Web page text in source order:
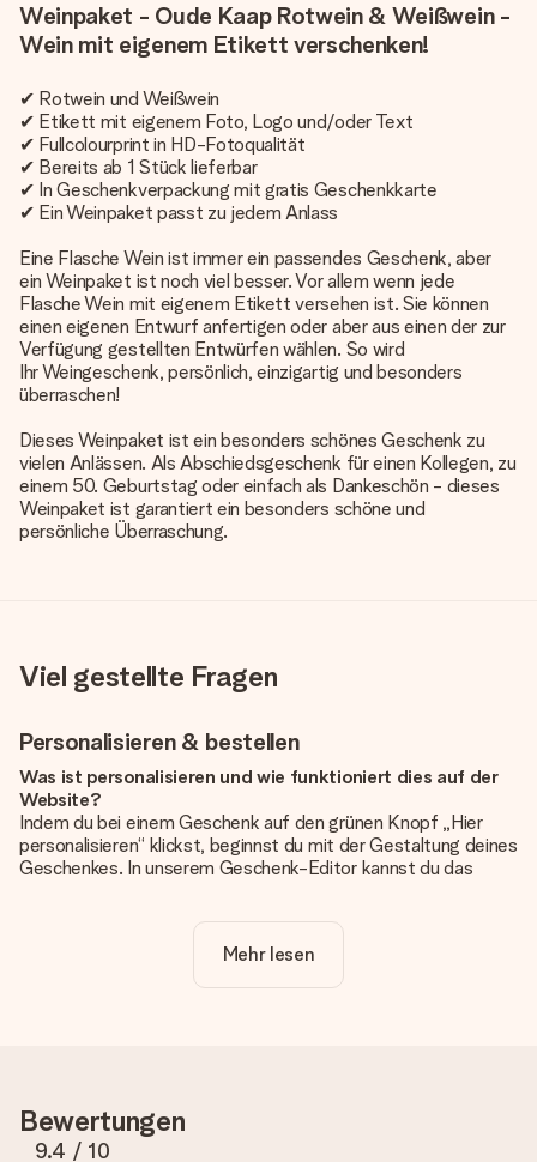
Weinpaket - Oude Kaap Rotwein & Weißwein -
Wein mit eigenem Etikett verschenken!
✔ Rotwein und Weißwein
✔ Etikett mit eigenem Foto, Logo und/oder Text
✔ Fullcolourprint in HD-Fotoqualität
✔ Bereits ab 1 Stück lieferbar
✔ In Geschenkverpackung mit gratis Geschenkkarte
✔ Ein Weinpaket passt zu jedem Anlass
Eine Flasche Wein ist immer ein passendes Geschenk, aber
ein Weinpaket ist noch viel besser. Vor allem wenn jede
Flasche Wein mit eigenem Etikett versehen ist. Sie können
einen eigenen Entwurf anfertigen oder aber aus einen der zur
Verfügung gestellten Entwürfen wählen. So wird
Ihr Weingeschenk, persönlich, einzigartig und besonders
überraschen!
Dieses Weinpaket ist ein besonders schönes Geschenk zu
vielen Anlässen. Als Abschiedsgeschenk für einen Kollegen, zu
einem 50. Geburtstag oder einfach als Dankeschön - dieses
Weinpaket ist garantiert ein besonders schöne und
persönliche Überraschung.
Viel gestellte Fragen
Personalisieren & bestellen
Was ist personalisieren und wie funktioniert dies auf der
Website?
Indem du bei einem Geschenk auf den grünen Knopf „Hier
personalisieren“ klickst, beginnst du mit der Gestaltung deines
Geschenkes. In unserem Geschenk-Editor kannst du das
noch eines unserer angebotenen Designs, um deinem
Geschenk die perfekte Ausstrahlung zu verleihen.
Wir möchten sicherstellen, dass du mit deinem Geschenk
rundum zufrieden bist. Deshalb ist es wichtig, qualitativ
Mehr lesen
Bewertungen
9.4 / 10